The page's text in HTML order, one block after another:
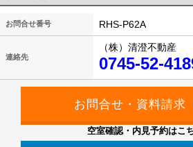
お問合せ番号 RHS-P62A
連絡先
（株）清澄不動産
0745-52-
空室確認・内見予約はこ